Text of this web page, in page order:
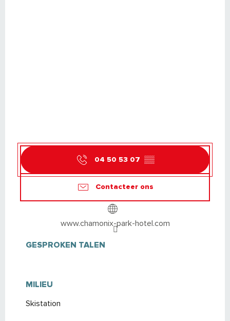
04 50 53 07 ▒▒
Contacteer ons
www.chamonix-park-hotel.com
GESPROKEN TALEN
GESPROKEN TALEN
MILIEU
MILIEU
Skistation